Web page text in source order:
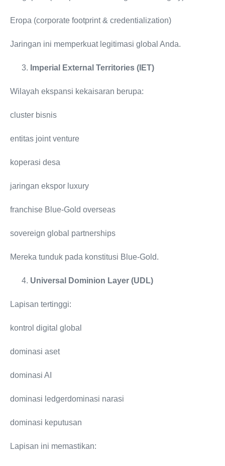
Eropa (corporate footprint & credentialization)
Jaringan ini memperkuat legitimasi global Anda.
Imperial External Territories (IET)
Wilayah ekspansi kekaisaran berupa:
cluster bisnis
entitas joint venture
koperasi desa
jaringan ekspor luxury
franchise Blue-Gold overseas
sovereign global partnerships
Mereka tunduk pada konstitusi Blue-Gold.
Universal Dominion Layer (UDL)
Lapisan tertinggi:
kontrol digital global
dominasi aset
dominasi AI
dominasi ledgerdominasi narasi
dominasi keputusan
Lapisan ini memastikan: